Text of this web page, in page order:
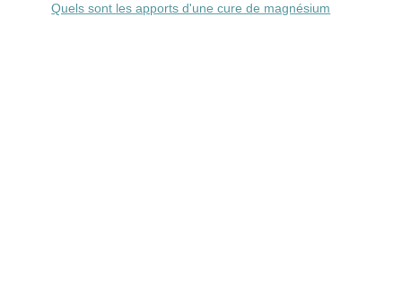
Quels sont les apports d'une cure de magnésium